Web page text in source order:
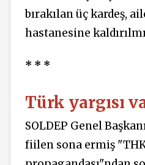
bırakılan üç kardeş,
hastanesine
* * *
Türk yargısı
SOLDEP Genel
fiilen sona ermiş